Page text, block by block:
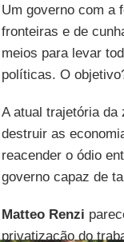
Um governo com a
fronteiras e de
meios para levar
políticas. O
A atual trajetória da
destruir as
reacender o ódio
governo capaz de
Matteo Renzi
privatização do